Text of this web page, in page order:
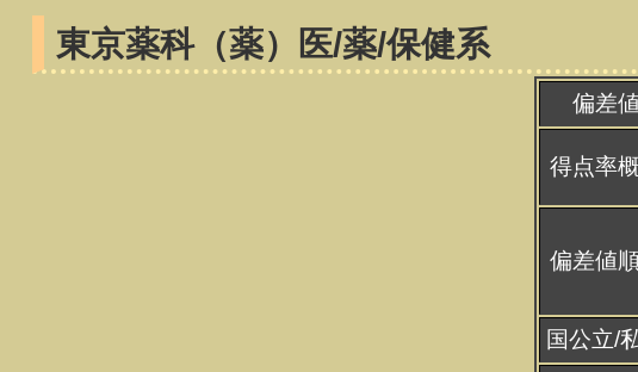
東京薬科（薬） 医/薬/保健系
偏差値
得点率
偏差値
国公立/